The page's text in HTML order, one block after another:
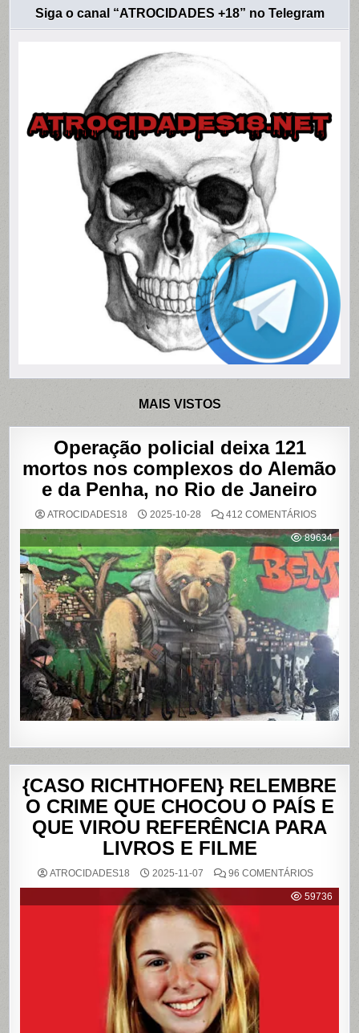
Siga o canal “ATROCIDADES +18” no Telegram
MAIS VISTOS
Operação policial deixa 121
mortos nos complexos do Alemão
e da Penha, no Rio de Janeiro
ATROCIDADES18 2025-10-28 412 COMENTÁRIOSEM
POLICIAL
DEIXA
121
MORTOS
NOS
DO
ALEMÃO
PENHA,
NO
RIO
89634
{CASO RICHTHOFEN} RELEMBRE
O CRIME QUE CHOCOU O PAÍS E
QUE VIROU REFERÊNCIA PARA
LIVROS E FILME
ATROCIDADES18 2025-11-07 96 COMENTÁRIOSEM
59736